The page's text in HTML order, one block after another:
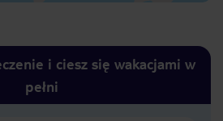
i ciesz się wakacjami w
pełni